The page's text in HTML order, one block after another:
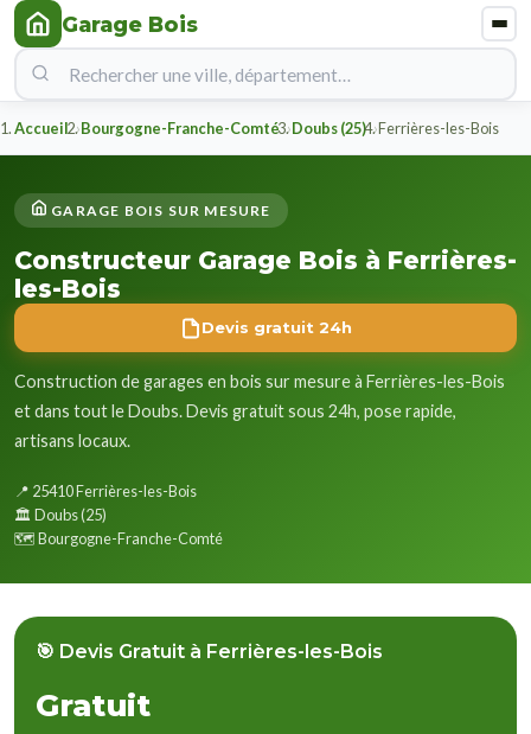
Garage Bois
Accueil Bourgogne-Franche-Comté Doubs (25) Ferrières-les-Bois
GARAGE BOIS SUR MESURE
Constructeur Garage Bois à Ferrières-
les-Bois
Devis gratuit 24h
Construction de garages en bois sur mesure à Ferrières-les-Bois
et dans tout le Doubs. Devis gratuit sous 24h, pose rapide,
artisans locaux.
📍 25410 Ferrières-les-Bois
🏛️ Doubs (25)
🗺️ Bourgogne-Franche-Comté
🎯 Devis Gratuit à Ferrières-les-Bois
Gratuit